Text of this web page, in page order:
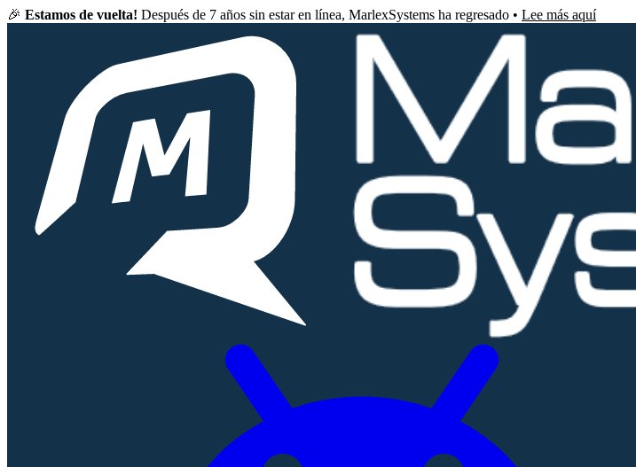
🎉 Estamos de vuelta! Después de 7 años sin estar en línea, MarlexSystems ha regresado • Lee más aquí